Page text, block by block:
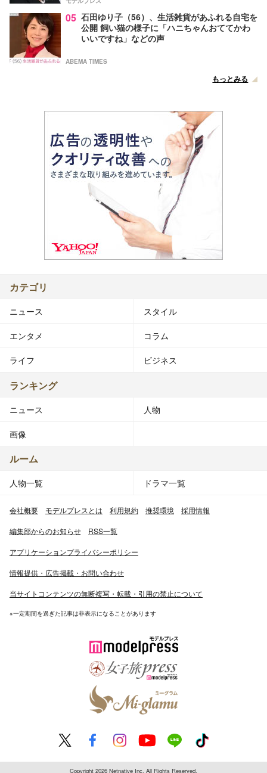
05 石田ゆり子（56）、生活雑貨があふれる自宅を
公開 飼い猫の様子に「ハニちゃんおててかわ
いいですね」などの声
ABEMA TIMES
もっとみる
カテゴリ
ニュース スタイル
エンタメ コラム
ライフ ビジネス
ランキング
ニュース 人物
画像
ルーム
人物一覧 ドラマ一覧
会社概要 モデルプレスとは 利用規約 推奨環境 採用情報
編集部からのお知らせ RSS一覧
アプリケーションプライバシーポリシー
情報提供・広告掲載・お問い合わせ
当サイトコンテンツの無断複写・転載・引用の禁止について
※一定期間を過ぎた記事は非表示になることがあります
Copyright 2026 Netnative Inc. All Rights Reserved.